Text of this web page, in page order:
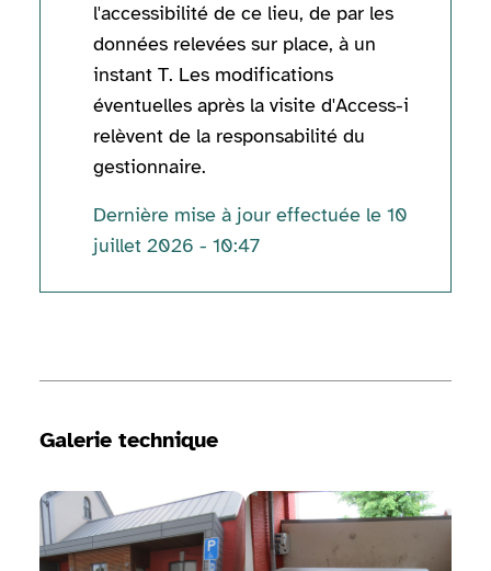
l'accessibilité de ce lieu, de par les
données relevées sur place, à un
instant T. Les modifications
éventuelles après la visite d'Access-i
relèvent de la responsabilité du
gestionnaire.
Dernière mise à jour effectuée le 10
juillet 2026 - 10:47
Galerie technique
Voir la galerie d'image Voir la galerie d'image